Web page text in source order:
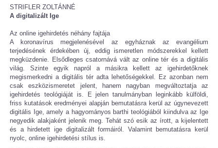
STRIFLER ZOLTÁNNÉ
A digitalizált Ige
Az online igehirdetés néhány fajtája
A koronavírus megjelenésével az egyháznak az evangélium
terjedésének érdekében új, eddig ismeretlen módszerekkel kellett
megküzdenie. Elsődleges csatornává vált az online tér és a digitális
világ. Szinte egyik napról a másikra kellett az igehirdetőknek
megismerkedni a digitális tér adta lehetőségekkel. Ez azonban nem
csak eszközismeretet jelent, hanem nagyban megváltoztatja az
igehirdetés teológiáját is. E jelen tanulmányban leginkább külföldi,
friss kutatások eredményei alapján bemutatásra kerül az úgynevezett
digitális Ige, amely a hagyományos barthi teológiából kiindulva az Ige
negyedik alakjaként jelenik meg. Tehát szó esik az írott, a kijelentett
és a hirdetett ige digitalizált formáiról. Valamint bemutatásra kerül
nyolc, online igehirdetési stílus is.